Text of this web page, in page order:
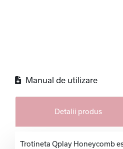
Manual de utilizare
Detalii produs
Trotineta Qplay Honeycomb